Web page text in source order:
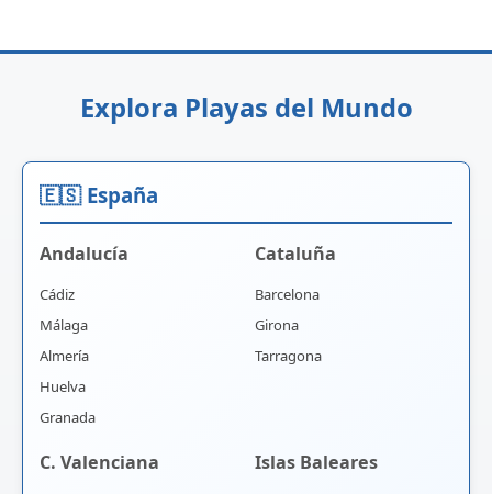
Explora Playas del Mundo
🇪🇸 España
Andalucía
Cádiz
Málaga
Almería
Huelva
Granada
Cataluña
Barcelona
Girona
Tarragona
C. Valenciana Islas Baleares